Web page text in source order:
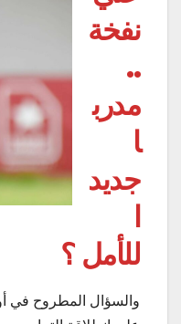
نفخة
..
مدرب
ا
جديد
ا
للأمل ؟
والسؤال المطروح في